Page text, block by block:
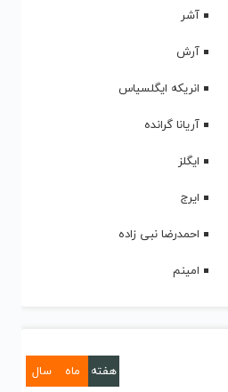
آشر
آرش
انریکه ایگلسیاس
آریانا گرانده
ایگلز
ایرج
احمدرضا نبی زاده
امینم
هفته ماه سال